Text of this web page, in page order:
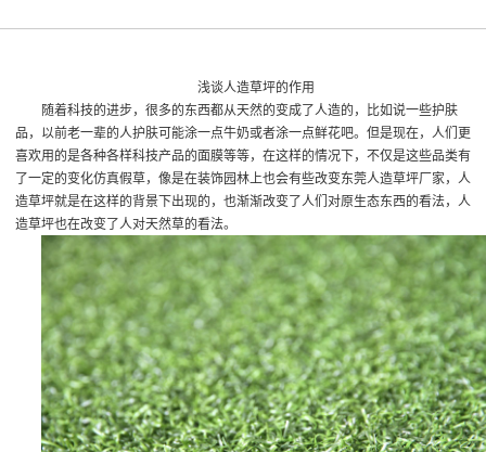
浅谈人造草坪的作用
随着科技的进步，很多的东西都从天然的变成了人造的，比如说一些护肤
品，以前老一辈的人护肤可能涂一点牛奶或者涂一点鲜花吧。但是现在，人们更
喜欢用的是各种各样科技产品的面膜等等，在这样的情况下，不仅是这些品类有
了一定的变化仿真假草，像是在装饰园林上也会有些改变东莞人造草坪厂家 ，人
造草坪就是在这样的背景下出现的，也渐渐改变了人们对原生态东西的看法，人
造草坪也在改变了人对天然草的看法。